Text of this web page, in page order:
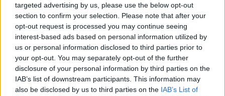
targeted advertising by us, please use the below opt-out
section to confirm your selection. Please note that after your
opt-out request is processed you may continue seeing
interest-based ads based on personal information utilized by
us or personal information disclosed to third parties prior to
your opt-out. You may separately opt-out of the further
disclosure of your personal information by third parties on the
IAB’s list of downstream participants. This information may
also be disclosed by us to third parties on the IAB’s List of
Ηλίας Ψινάκης: Αποκάλυψε την πιο δύσκολη
στιγμή του με την Αλίκη Βουγιουκλάκη -
«Πάγωσα»
Μίλησε για τη σχέση του με την Αλίκη Βουγιουκλάκη και για την